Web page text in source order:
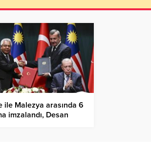
ile Malezya arasında 6
imzalandı, Desan